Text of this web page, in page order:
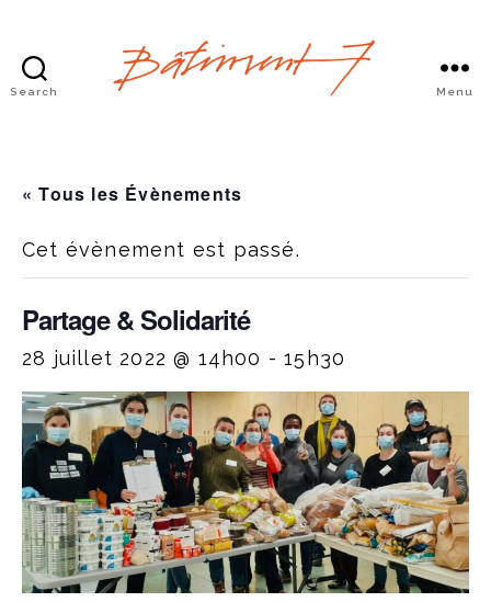
Search Menu
« Tous les Évènements
Cet évènement est passé.
Partage & Solidarité
28 juillet 2022 @ 14h00 -15h30